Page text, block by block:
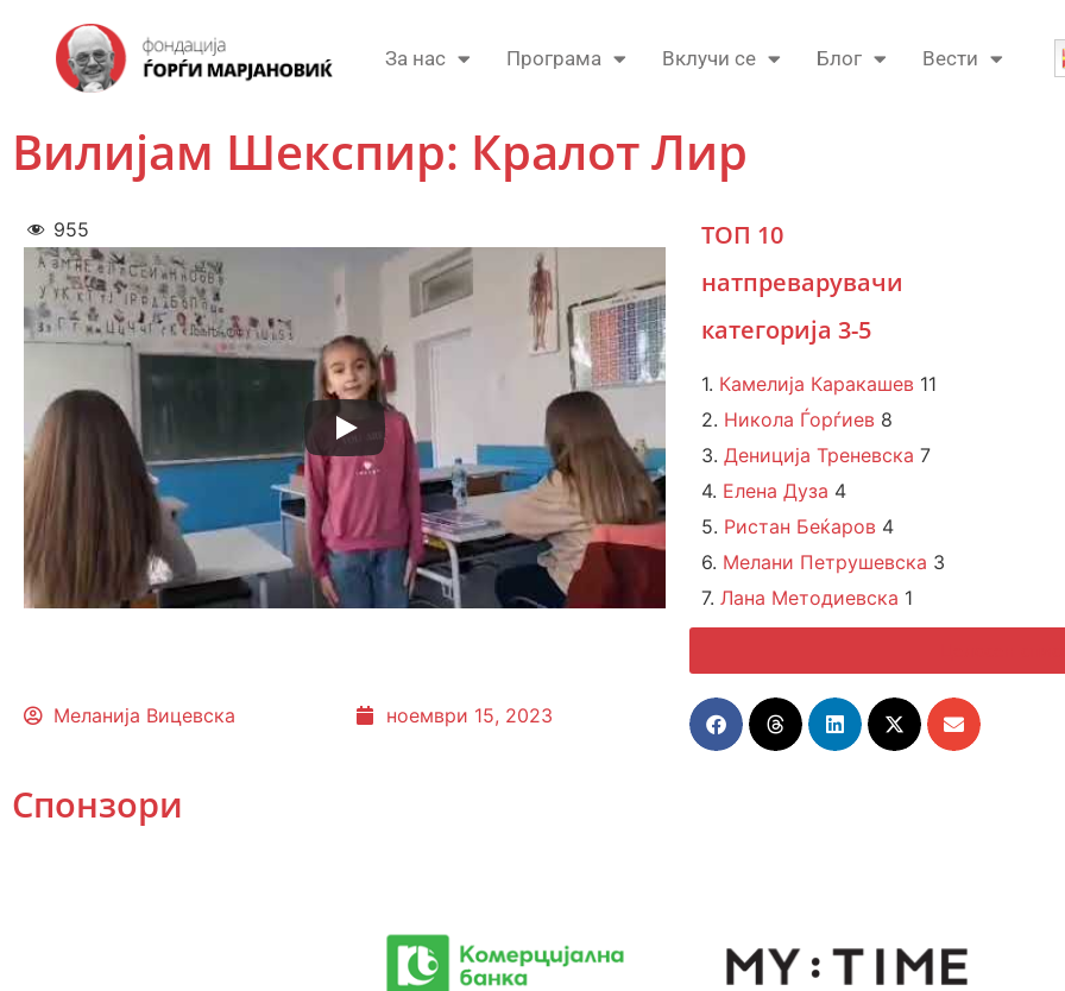
За нас Програма Вклучи се Блог Вести
Вилијам Шекспир: Кралот Лир
955
ТОП 10
натпреварувачи
категорија 3-5
1. Камелија Каракашев 11
2. Никола Ѓорѓиев 8
3. Дениција Треневска 7
4. Елена Дуза 4
5. Ристан Беќаров 4
6. Мелани Петрушевска 3
7. Лана Методиевска 1
Меланија Вицевска ноември 15, 2023
Спонзори